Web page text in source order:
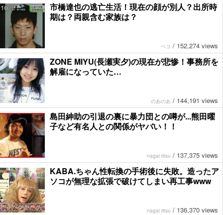
市橋達也の逃亡生活！現在の顔が別人？出所時
期は？両親含む家族は？
ペコ / 152,274 views
ZONE MIYU(長瀬実夕)の現在が悲惨！事務所を
解雇になっていた…
のあのあ / 144,191 views
島田紳助の引退の裏に暴力団との噂が...熊田曜
子など有名人との関係がヤバい！！
nagai ritsu / 137,375 views
KABA.ちゃん性転換の手術後に失敗。造ったア
ソコが無理な拡張で破けてしまい再工事www
nagai ritsu / 136,370 views